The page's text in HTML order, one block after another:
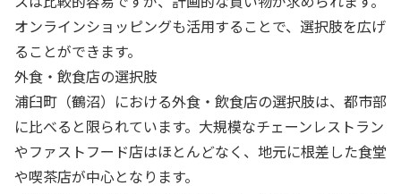
オンラインショッピングも活用することで、選択肢を広げ
ることができます。
外食・飲食店の選択肢
浦臼町（鶴沼）における外食・飲食店の選択肢は、都市部
に比べると限られています。大規模なチェーンレストラン
やファストフード店はほとんどなく、地元に根差した食堂
や喫茶店が中心となります。